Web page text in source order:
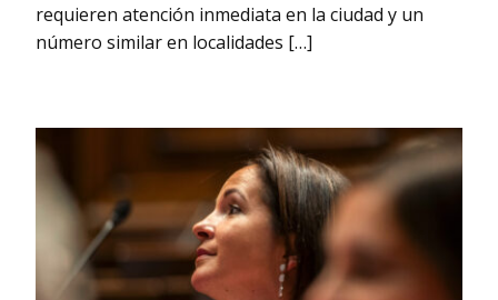
requieren atención inmediata en la ciudad y un
número similar en localidades […]